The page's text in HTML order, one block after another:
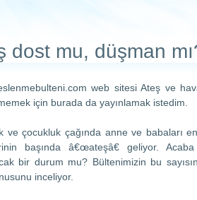
dost mu, düşman
web sitesi Ateş ve
için burada da yayınlamak istedim.
ve çocukluk çağında anne ve babaları
başında â€œateşâ€ geliyor.
bir durum mu? Bültenimizin bu
inceliyor.